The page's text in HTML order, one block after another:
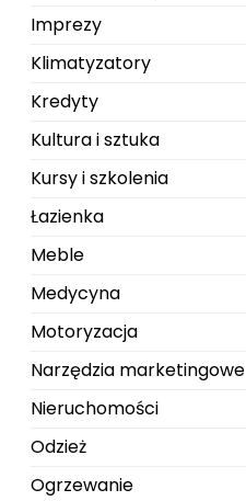
Imprezy
Klimatyzatory
Kredyty
Kultura i sztuka
Kursy i szkolenia
Łazienka
Meble
Medycyna
Motoryzacja
Narzędzia marketingowe
Nieruchomości
Odzież
Ogrzewanie